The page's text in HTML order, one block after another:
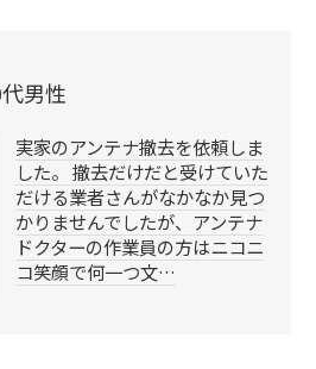
男性
実家のアンテナ撤去を依頼しま
した。 撤去だけだと受けていた
だける業者さんがなかなか見つ
かりませんでしたが、アンテナ
ドクターの作業員の方はニコニ
コ笑顔で何一つ文…